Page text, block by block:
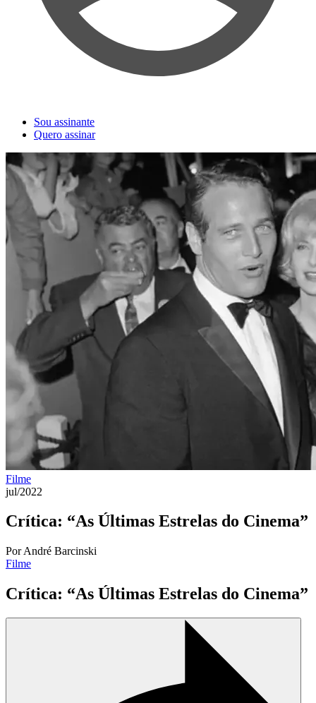
Sou assinante
Quero assinar
Filme
jul/2022
Crítica: “As Últimas Estrelas do Cinema”
Por André Barcinski
Filme
Crítica: “As Últimas Estrelas do Cinema”